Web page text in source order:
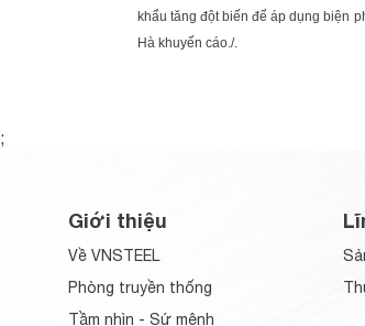
khẩu tăng đột biến để áp dụng biện
Hà khuyến cáo./.
;
Giới thiệu
Về VNSTEEL
Phòng truyền thống
Tầm nhìn - Sứ mệnh